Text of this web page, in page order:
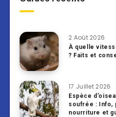
2 Août 2026
À quelle
? Faits et
17 Juillet 2026
Espèce
soufrée : Info,
nourriture et